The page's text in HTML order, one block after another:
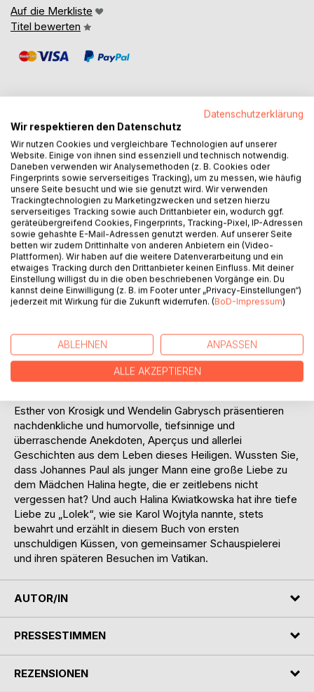
Auf die Merkliste
Titel bewerten
BESCHREIBUNG
Der aus Polen stammende Papst Johannes Paul II.,
verstorben 2005, ist die am schnellsten heilig gesprochene
Person in der 2000-jährigen Kirchengeschichte. Als Karol
Wojtyla im Jahre 1920 in Wadowice geboren, stand dieser
Papst während seines gesamten Pontifikates wie keiner
seiner Vorgänger im Rampenlicht der Öffentlichkeit. Er
genoss es, die gläubigen Massen zu bewegen und die
Journalisten immer wieder aufs Neue verblüffen zu können.
Sein Leben, geprägt vom frühen Tod der Mutter und des
Bruders, über seine Karriere als Schauspieler, seine Zeit im
hin zur seiner tiefen Marienverehrung, seinem
unerschrockenen Eintreten für Wahrheit und Gerechtigkeit
und schließlich seinem vor aller Welt gezeigten
persönlichen Leidensweg könnte kaum reichhaltiger und
Esther von Krosigk und Wendelin Gabrysch präsentieren
nachdenkliche und humorvolle, tiefsinnige und
überraschende Anekdoten, Aperçus und allerlei
Geschichten aus dem Leben dieses Heiligen. Wussten Sie,
dass Johannes Paul als junger Mann eine große Liebe zu
dem Mädchen Halina hegte, die er zeitlebens nicht
vergessen hat? Und auch Halina Kwiatkowska hat ihre tiefe
Liebe zu „Lolek“, wie sie Karol Wojtyla nannte, stets
bewahrt und erzählt in diesem Buch von ersten
unschuldigen Küssen, von gemeinsamer Schauspielerei
und ihren späteren Besuchen im Vatikan.
AUTOR/IN
PRESSESTIMMEN
REZENSIONEN
Datenschutzerklärung
Wir respektieren den Datenschutz
Wir nutzen Cookies und vergleichbare Technologien auf unserer
Website. Einige von ihnen sind essenziell und technisch notwendig.
Daneben verwenden wir Analysemethoden (z. B. Cookies oder
Fingerprints sowie serverseitiges Tracking), um zu messen, wie häufig
unsere Seite besucht und wie sie genutzt wird. Wir verwenden
Trackingtechnologien zu Marketingzwecken und setzen hierzu
serverseitiges Tracking sowie auch Drittanbieter ein, wodurch ggf.
geräteübergreifend Cookies, Fingerprints, Tracking-Pixel, IP-Adressen
sowie gehashte E-Mail-Adressen genutzt werden. Auf unserer Seite
betten wir zudem Drittinhalte von anderen Anbietern ein (Video-
Plattformen). Wir haben auf die weitere Datenverarbeitung und ein
etwaiges Tracking durch den Drittanbieter keinen Einfluss. Mit deiner
Einstellung willigst du in die oben beschriebenen Vorgänge ein. Du
kannst deine Einwilligung (z. B. im Footer unter „Privacy-Einstellungen“)
jederzeit mit Wirkung für die Zukunft widerrufen. (BoD-Impressum)
ABLEHNEN ANPASSEN
ALLE AKZEPTIEREN